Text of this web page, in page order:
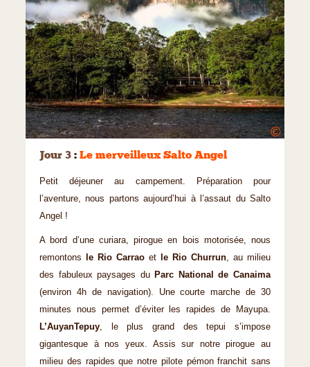
©
Jour 3 : Le merveilleux Salto Angel
Petit déjeuner au campement. Préparation pour
l’aventure, nous partons aujourd’hui à l’assaut du Salto
Angel !
A bord d’une curiara, pirogue en bois motorisée, nous
remontons
le Rio Carrao et le Rio Churrun, au milieu
des fabuleux paysages du Parc National de Canaima
(environ 4h de navigation). Une courte marche de 30
minutes nous permet d’éviter les rapides de Mayupa.
L’AuyanTepuy, le plus grand des tepui s’impose
gigantesque à nos yeux. Assis sur notre pirogue au
milieu des rapides que notre pilote pémon franchit sans